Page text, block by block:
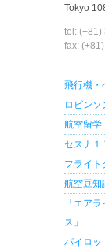
Tokyo
tel: (+81)
fax:
飛行機
ロビン
航空留学
セスナ１
フライト
航空豆知
「エア
ス」
パイロッ